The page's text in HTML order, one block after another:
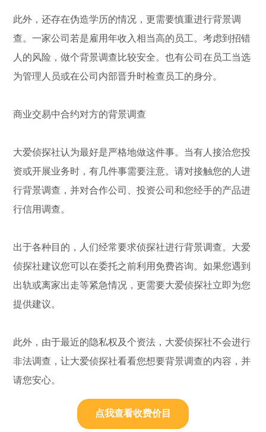
此外，还存在伪造学历的情况，更需要慎重进行背景调
查。一家公司若是雇用年收入相当高的员工。考虑到招错
人的风险，做个背景调查比较安全。也有公司在员工当选
为管理人员或在公司内部晋升时检查员工的身分。
商业交易中合约对方的背景调查
大爱侦探社认为最好是严格地做这件事。当有人接洽您投
资或开展业务时，有几件事需要注意。请对接触您的人进
行背景调查，并对合作公司、投资公司和您经手的产品进
行信用调查。
出于各种目的，人们经常要求侦探社进行背景调查。大爱
侦探社建议您可以在委托之前利用免费咨询。如果您遇到
出轨或离家出走等紧急情况，更需要大爱侦探社立即为您
提供建议。
此外，由于最近的隐私权及个资法，大爱侦探社不会进行
非法调查，让大爱侦探社看看您想要背景调查的内容，并
请您安心。
点我查看收费价目